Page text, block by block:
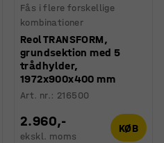
Fås i flere forskellige
kombinationer
Reol TRANSFORM,
grundsektion med 5
trådhylder,
1972x900x400 mm
Art. nr.: 216500
2.960,-
ekskl. moms
KØB